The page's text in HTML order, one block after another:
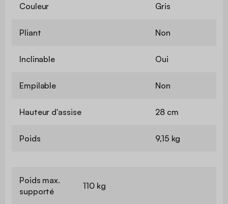
Couleur Gris
Pliant Non
Inclinable Oui
Empilable Non
Hauteur d'assise 28 cm
Poids 9,15 kg
Poids max.
supporté
110 kg